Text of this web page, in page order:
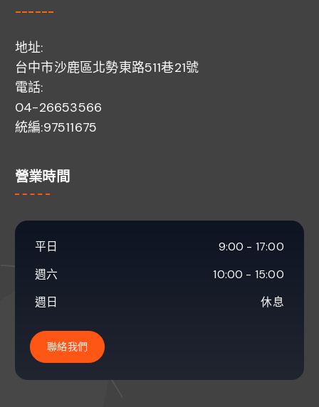
------
地址:
台中市沙鹿區北勢東路511巷21號
電話:
04-26653566
統編:97511675
營業時間
平日
9:00 - 17:00
週六
10:00 - 15:00
週日
休息
聯絡我們